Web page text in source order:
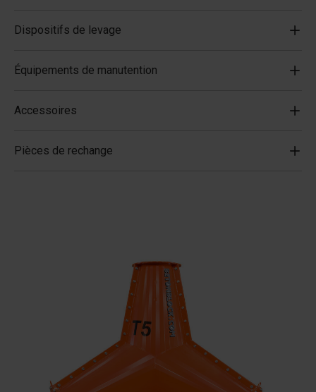
Dispositifs de levage
Équipements de manutention
Accessoires
Pièces de rechange